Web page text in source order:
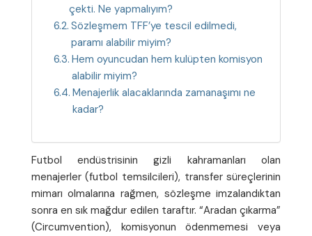
çekti. Ne yapmalıyım?
Sözleşmem TFF’ye tescil edilmedi,
paramı alabilir miyim?
Hem oyuncudan hem kulüpten komisyon
alabilir miyim?
Menajerlik alacaklarında zamanaşımı ne
kadar?
Futbol endüstrisinin gizli kahramanları olan
menajerler (futbol temsilcileri), transfer süreçlerinin
mimarı olmalarına rağmen, sözleşme imzalandıktan
sonra en sık mağdur edilen taraftır. “Aradan çıkarma”
(Circumvention), komisyonun ödenmemesi veya